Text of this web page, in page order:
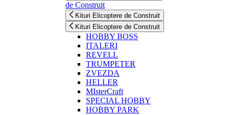
de Construit
Kituri Elicoptere de Construit
Kituri Elicoptere de Construit
HOBBY BOSS
ITALERI
REVELL
TRUMPETER
ZVEZDA
HELLER
MIsterCraft
SPECIAL HOBBY
HOBBY PARK